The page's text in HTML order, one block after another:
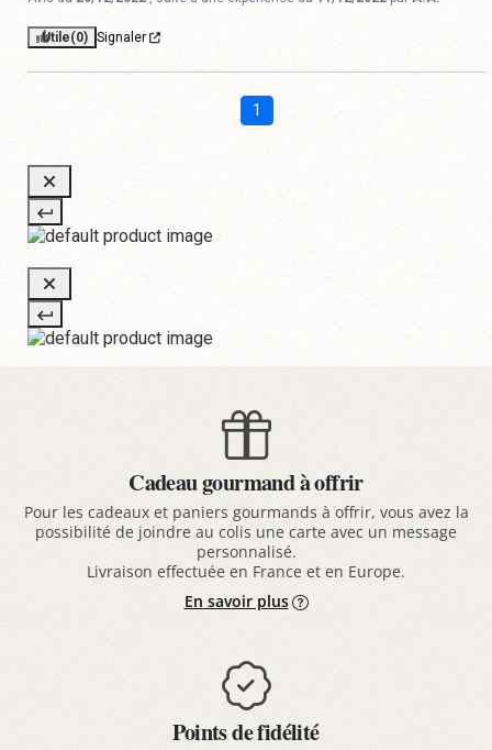
Utile(0) Signaler
1
Cadeau gourmand à offrir
Pour les cadeaux et paniers gourmands à offrir, vous avez la
possibilité de joindre au colis une carte avec un message
personnalisé.
Livraison effectuée en France et en Europe.
En savoir plus
Points de fidélité